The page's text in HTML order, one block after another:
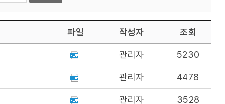
파일 작성자 조회
관리자 5230
관리자 4478
관리자 3528